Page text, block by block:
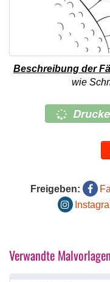
Beschreibung der
wie
Freigeben:
Verwandte Malvorlagen